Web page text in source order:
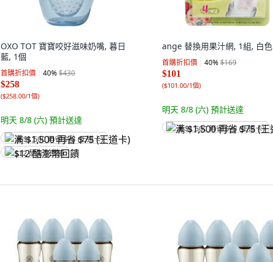
OXO TOT 寶寶咬好滋味奶嘴, 暮日
藍, 1個
首購折扣價 40%$430
$258
($258.00/1個)
明天 8/8 (六) 預計送達
满 $1,500 再省 $75 (王道卡)
$12 酷澎幣回饋
ange 替換用果汁網, 1組, 白色
首購折扣價 40%$169
$101
($101.00/1個)
明天 8/8 (六) 預計送達
满 $1,500 再省 $75 (王道卡)